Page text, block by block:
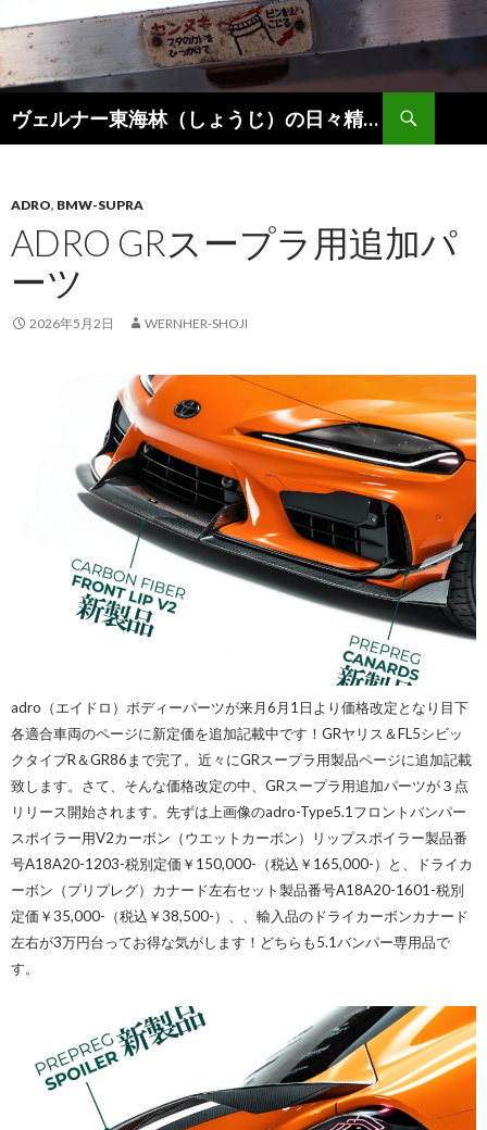
ヴェルナー東海林（しょうじ）の日々精進。
索
ン
ツ
へ
ッ
ADRO, BMW-SUPRA
ADRO GRスープラ用追加パ
ーツ
2026年5月2日 WERNHER-SHOJI
adro（エイドロ）ボディーパーツが来月6月1日より価格改定となり目下
各適合車両のページに新定価を追加記載中です！GRヤリス＆FL5シビッ
クタイプR＆GR86まで完了。近々にGRスープラ用製品ページに追加記載
致します。さて、そんな価格改定の中、GRスープラ用追加パーツが３点
リリース開始されます。先ずは上画像のadro-Type5.1フロントバンパー
スポイラー用V2カーボン（ウエットカーボン）リップスポイラー製品番
号A18A20-1203-税別定価￥150,000-（税込￥165,000-）と、ドライカ
ーボン（プリプレグ）カナード左右セット製品番号A18A20-1601-税別
定価￥35,000-（税込￥38,500-）、、輸入品のドライカーボンカナード
左右が3万円台ってお得な気がします！どちらも5.1バンパー専用品で
す。